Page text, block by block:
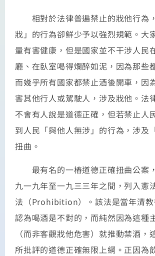
相對於法律普遍禁止的戕他行為
戕」的行為卻鮮少予以強烈規範。大
量有害健康，但是國家並不干涉人民
廳、在臥室喝得爛醉如泥，因為那些
而幾乎所有國家都禁止酒後開車，因
害其他行人或駕駛人，涉及戕他。法
不會有人說是道德正確，但若禁止人
到人民「與他人無涉」的行為，涉及
扭曲。
最有名的一樁道德正確扭曲公案
九一九年至一九三三年之間，列入憲
法（Prohibition）。該法是當年清教
認為喝酒是不對的，而純然因為這種
（而非客觀戕他危害）就推動禁酒，
所批評的道德正確無限上綱。正因為